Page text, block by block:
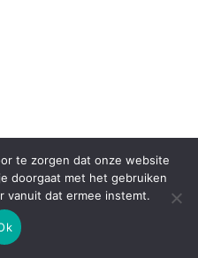
te zorgen dat onze website
doorgaat met het gebruiken
vanuit dat ermee instemt.